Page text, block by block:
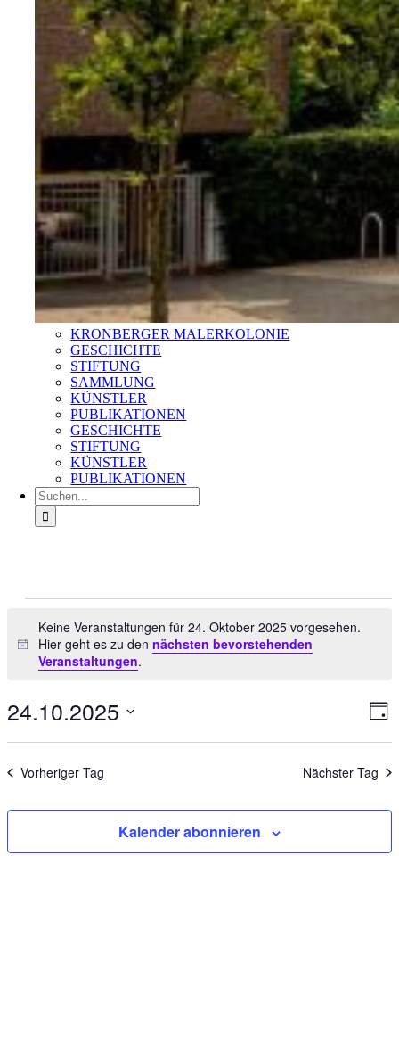
KRONBERGER MALERKOLONIE
GESCHICHTE
STIFTUNG
SAMMLUNG
KÜNSTLER
PUBLIKATIONEN
GESCHICHTE
STIFTUNG
KÜNSTLER
PUBLIKATIONEN
Suche
nach:
24.
Oktober
Hinweis
Keine Veranstaltungen für 24. Oktober 2025 vorgesehen.
Hier geht es zu den nächsten bevorstehenden
Veranstaltungen.
Tag
24.10.2025
Vorheriger Tag Nächster Tag
Kalender abonnieren